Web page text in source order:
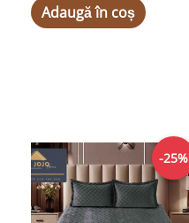
Adaugă în coș
-25%
Prețul
inițial
a
fost:
199,00lei.
Prețul
curent
este:
149,00lei.